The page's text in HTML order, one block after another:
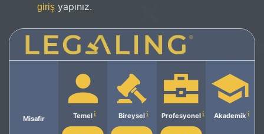
giriş yapınız.
Misafir Temel Bireysel Profesyonel Akademik